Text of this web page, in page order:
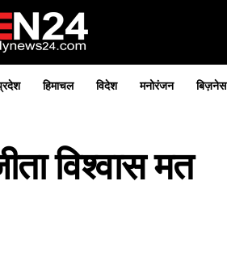
हिमाचल विदेश मनोरंजन बिज़नेस
विश्वास मत